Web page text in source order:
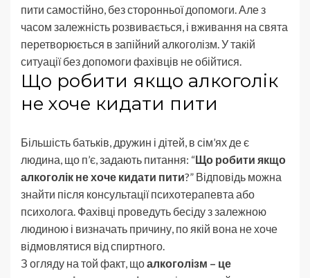
пити самостійно, без сторонньої допомоги. Але з
часом залежність розвивається, і вживання на свята
перетворюється в запійний алкоголізм. У такій
ситуації без допомоги фахівців не обійтися.
Що робити якщо алкоголік
не хоче кидати пити
Більшість батьків, дружин і дітей, в сім’ях де є
людина, що п’є, задають питання: “Що робити якщо
алкоголік не хоче кидати пити?” Відповідь можна
знайти після консультації психотерапевта або
психолога. Фахівці проведуть бесіду з залежною
людиною і визначать причину, по якій вона не хоче
відмовлятися від спиртного.
З огляду на той факт, щоалкоголізм – це